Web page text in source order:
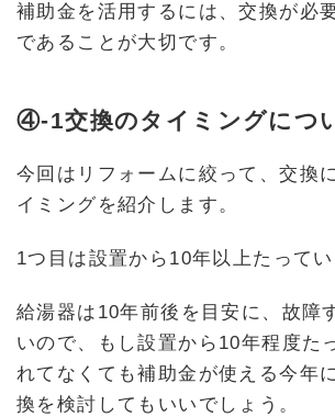
補助金を活用するには、交換が必
であることが大切です。
④-1交換のタイミングにつ
今回はリフォームに絞って、交換
イミングを紹介します。
1つ目は設置から10年以上たってい
給湯器は10年前後を目安に、故障
いので、もし設置から10年程度た
れてなくても補助金が使える今年
換を検討してもいいでしょう。